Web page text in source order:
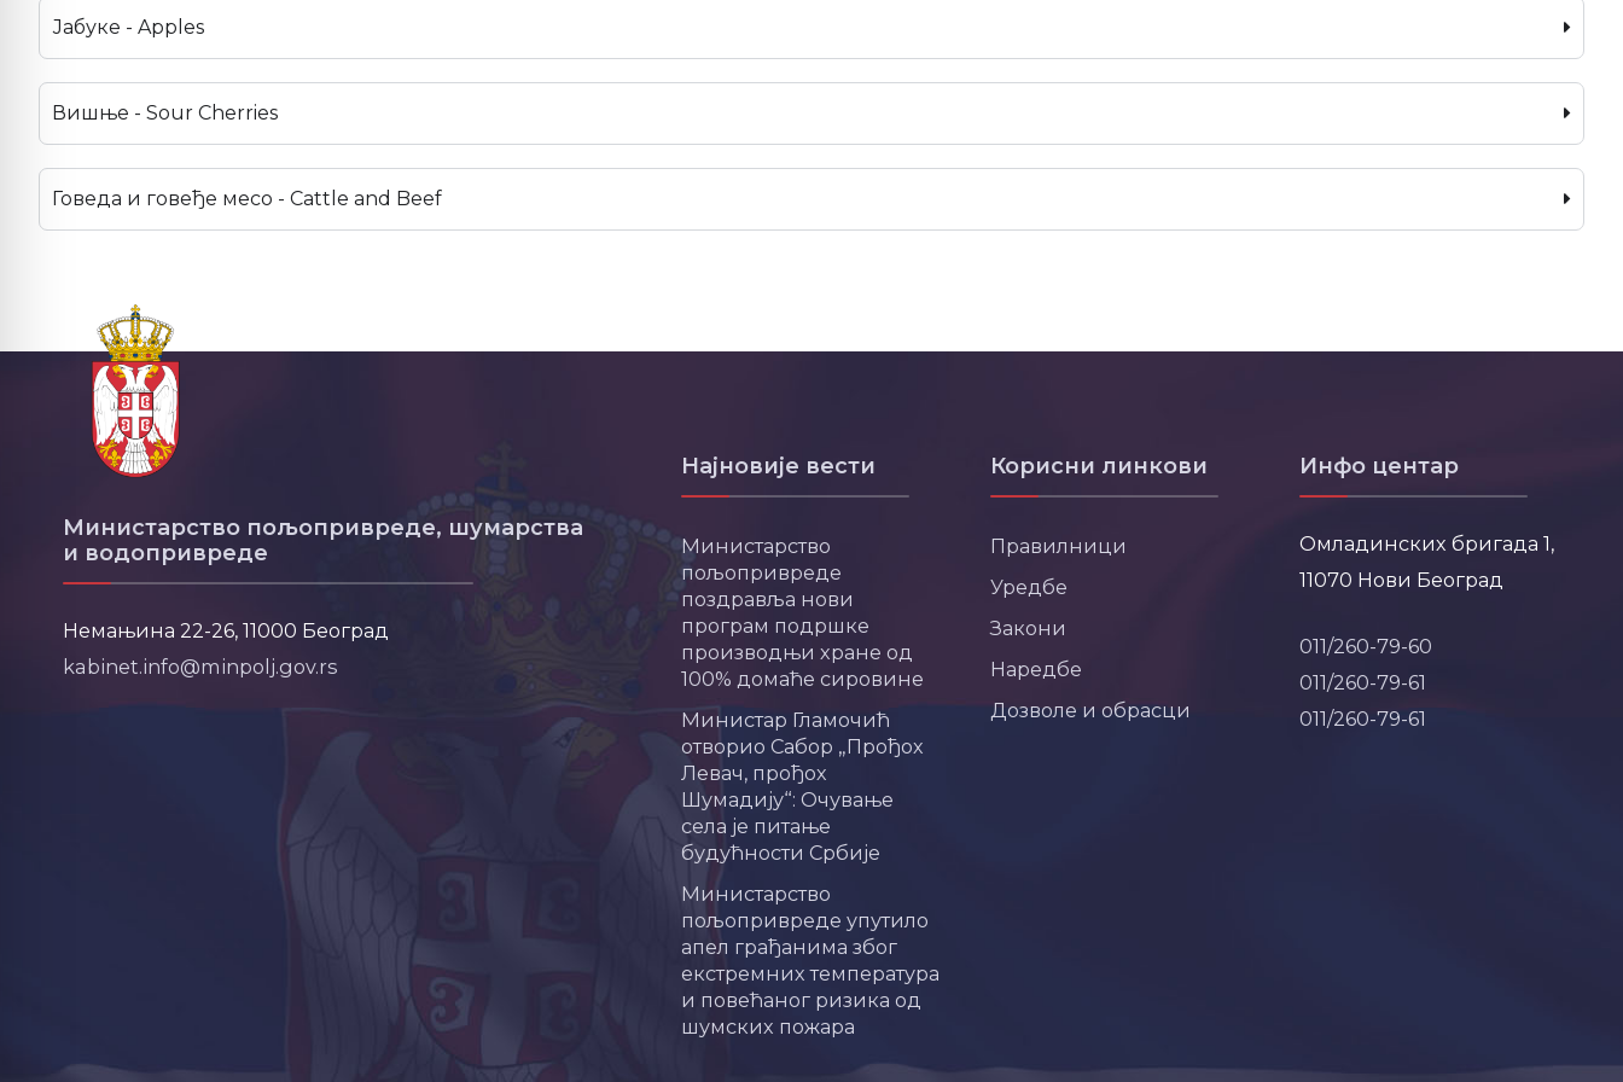
Јабуке - Apples
Вишње - Sour Cherries
Говеда и говеђе месо - Cattle and Beef
Министарство пољопривреде, шумарства
и водопривреде
Немањина 22-26, 11000 Београд
kabinet.info@minpolj.gov.rs
Најновије вести
Министарство
пољопривреде
поздравља нови
програм подршке
производњи хране од
100% домаће сировине
Министар Гламочић
отворио Сабор „Прођох
Левач, прођох
Шумадију“: Очување
села је питање
будућности Србије
Министарство
пољопривреде упутило
апел грађанима због
екстремних температура
и повећаног ризика од
шумских пожара
Корисни линкови
Правилници
Уредбе
Закони
Наредбе
Дозволе и обрасци
Инфо центар
Омладинских бригада 1,
11070 Нови Београд
011/260-79-60
011/260-79-61
011/260-79-61